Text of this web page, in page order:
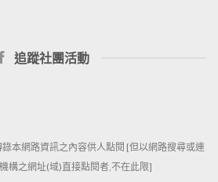
追蹤社團活動
本網路資訊之內容供人點閱 [但以網路搜尋或連
構之網址(域)直接點閱者,不在此限]